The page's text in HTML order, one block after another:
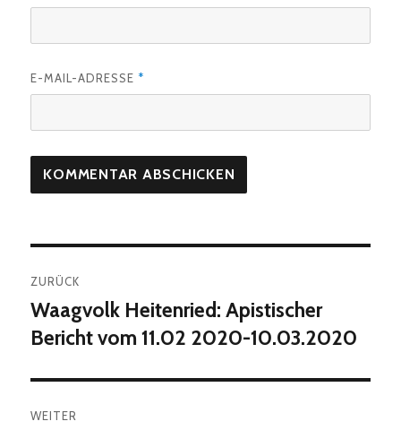
E-MAIL-ADRESSE *
ZURÜCK
Vorheriger
Beitrag:
Waagvolk Heitenried: Apistischer
Bericht vom 11.02 2020-10.03.2020
WEITER